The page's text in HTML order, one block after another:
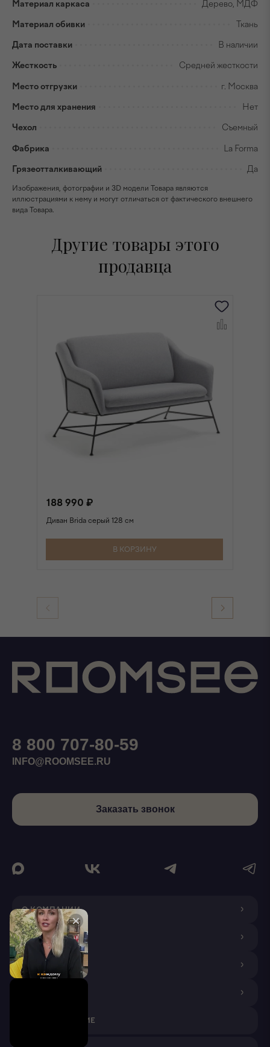
Материал каркаса Дерево, МДФ
Материал обивки Ткань
Дата поставки В наличии
Жесткость Средней жесткости
Место отгрузки г. Москва
Место для хранения Нет
Чехол Съемный
Фабрика La Forma
Грязеотталкивающий Да
Изображения, фотографии и 3D модели Товара являются
иллюстрациями к нему и могут отличаться от фактического внешнего
вида Товара.
Другие товары этого
продавца
188 990 ₽
Диван Brida серый 128 см
В КОРЗИНУ
О КОМПАНИИ
ДИЗАЙНЕРАМ
ПОКУПАТЕЛЯМ
VR ПРИЛОЖЕНИЕ
8 800 707-80-59
INFO@ROOMSEE.RU
Заказать звонок